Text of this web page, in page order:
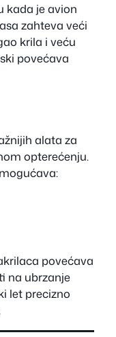
kada je avion
zahteva veći
krila i veću
povećava
alata za
opterećenju.
povećava
na ubrzanje
let precizno